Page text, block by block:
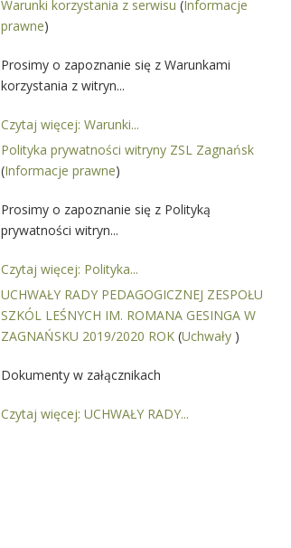
Warunki korzystania z serwisu (Informacje
prawne)
Prosimy o zapoznanie się z Warunkami
korzystania z witryn...
Czytaj więcej: Warunki...
Polityka prywatności witryny ZSL Zagnańsk
(Informacje prawne)
Prosimy o zapoznanie się z Polityką
prywatności witryn...
Czytaj więcej: Polityka...
UCHWAŁY RADY PEDAGOGICZNEJ ZESPOŁU
SZKÓL LEŚNYCH IM. ROMANA GESINGA W
ZAGNAŃSKU 2019/2020 ROK (Uchwały )
Dokumenty w załącznikach
Czytaj więcej: UCHWAŁY RADY...